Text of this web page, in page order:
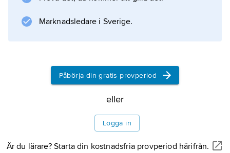
gasturbiner.
Information om artikeln
Marknadsledare i Sverige.
Påbörja din gratis provperiod
eller
Logga in
Är du lärare? Starta din kostnadsfria provperiod härifrån.